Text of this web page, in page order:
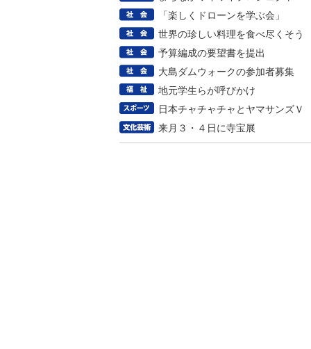
「楽しくドローンを学ぶ会」
世界の珍しい料理を食べ尽くそう
予算編成の要望書を提出
大島ダムウォークの参加者募集
地元学生らが呼びかけ
日本チャチャチャとヤマサンズＶ
来月３・４日に寺宝展